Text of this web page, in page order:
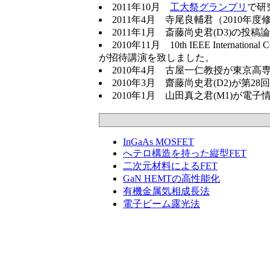
2011年10月 工大祭グランプリ で研
2011年4月 寺尾良輔君（2010年度
2011年1月 斎藤尚史君(D3)の投稿
2010年11月 10th IEEE International
が招待講演を致しました。
2010年4月 古屋一仁教授が東京高
2010年3月 齋藤尚史君(D2)が第28
2010年1月 山田真之君(M1)が電子
InGaAs MOSFET
へテロ構造を持った縦型FET
二次元材料によるFET
GaN HEMTの高性能化
有機金属気相成長法
電子ビーム露光法